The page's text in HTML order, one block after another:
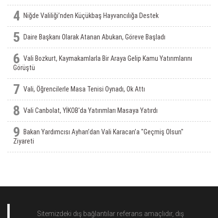
4 Niğde Valiliği’nden Küçükbaş Hayvancılığa Destek
5 Daire Başkanı Olarak Atanan Abukan, Göreve Başladı
6 Vali Bozkurt, Kaymakamlarla Bir Araya Gelip Kamu Yatırımlarını
Görüştü
7 Vali, Öğrencilerle Masa Tenisi Oynadı, Ok Attı
8 Vali Canbolat, YİKOB'da Yatırımları Masaya Yatırdı
9 Bakan Yardımcısı Ayhan’dan Vali Karacan’a "Geçmiş Olsun"
Ziyareti
Sitemizdeki dış bağlantılar referans amaçlıdır, dış